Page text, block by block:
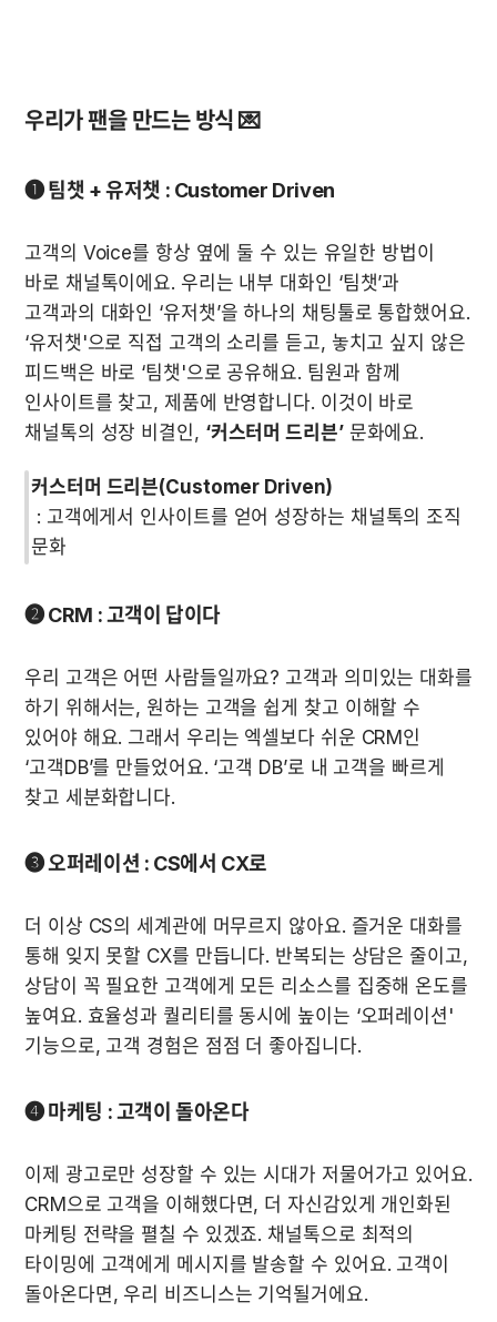
우리가 팬을 만드는 방식 💌
❶ 팀챗 + 유저챗 : Customer Driven
고객의 Voice를 항상 옆에 둘 수 있는 유일한 방법이
바로 채널톡이에요. 우리는 내부 대화인 ‘팀챗’과
고객과의 대화인 ‘유저챗’을 하나의 채팅툴로 통합했어요.
‘유저챗'으로 직접 고객의 소리를 듣고, 놓치고 싶지 않은
피드백은 바로 ‘팀챗'으로 공유해요. 팀원과 함께
인사이트를 찾고, 제품에 반영합니다. 이것이 바로
채널톡의 성장 비결인, ‘커스터머 드리븐’ 문화에요.
문화
❷ CRM : 고객이 답이다
우리 고객은 어떤 사람들일까요? 고객과 의미있는 대화를
하기 위해서는, 원하는 고객을 쉽게 찾고 이해할 수
있어야 해요. 그래서 우리는 엑셀보다 쉬운 CRM인
‘고객DB’를 만들었어요. ‘고객 DB’로 내 고객을 빠르게
찾고 세분화합니다.
❸ 오퍼레이션 : CS에서 CX로
더 이상 CS의 세계관에 머무르지 않아요. 즐거운 대화를
통해 잊지 못할 CX를 만듭니다. 반복되는 상담은 줄이고,
상담이 꼭 필요한 고객에게 모든 리소스를 집중해 온도를
높여요. 효율성과 퀄리티를 동시에 높이는 ‘오퍼레이션'
기능으로, 고객 경험은 점점 더 좋아집니다.
❹ 마케팅 : 고객이 돌아온다
이제 광고로만 성장할 수 있는 시대가 저물어가고 있어요.
CRM으로 고객을 이해했다면, 더 자신감있게 개인화된
마케팅 전략을 펼칠 수 있겠죠. 채널톡으로 최적의
타이밍에 고객에게 메시지를 발송할 수 있어요. 고객이
돌아온다면, 우리 비즈니스는 기억될거에요.